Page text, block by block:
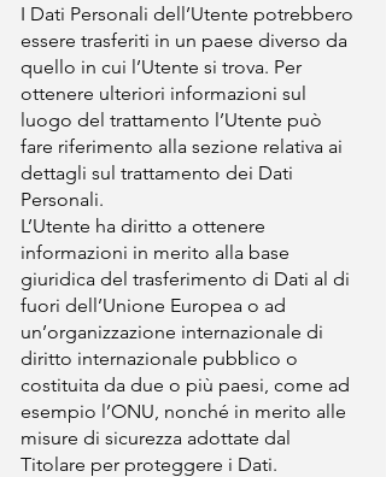
I Dati Personali dell’Utente potrebbero
essere trasferiti in un paese diverso da
quello in cui l’Utente si trova. Per
ottenere ulteriori informazioni sul
luogo del trattamento l’Utente può
fare riferimento alla sezione relativa ai
dettagli sul trattamento dei Dati
Personali.
L’Utente ha diritto a ottenere
informazioni in merito alla base
giuridica del trasferimento di Dati al di
fuori dell’Unione Europea o ad
un’organizzazione internazionale di
diritto internazionale pubblico o
costituita da due o più paesi, come ad
esempio l’ONU, nonché in merito alle
misure di sicurezza adottate dal
Titolare per proteggere i Dati.